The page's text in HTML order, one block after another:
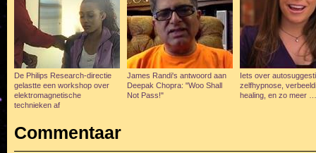
De Philips Research-directie
gelastte een workshop over
elektromagnetische
technieken af
James Randi's antwoord aan
Deepak Chopra: "Woo Shall
Not Pass!"
Iets over
zelfhypnose,
healing, en zo meer …
Commentaar